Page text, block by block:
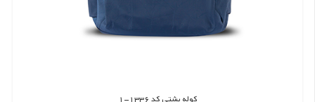
کوله پشتی کد 1336-1